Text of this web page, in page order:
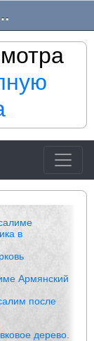
Израиле - Трансфер в Израиле
в
Армянский
после
дерево.